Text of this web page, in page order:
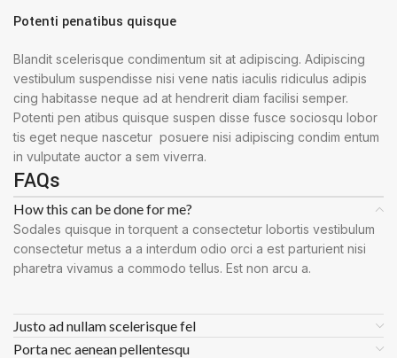
Potenti penatibus quisque
Blandit scelerisque condimentum sit at adipiscing. Adipiscing
vestibulum suspendisse nisi vene natis iaculis ridiculus adipis
cing habitasse neque ad at hendrerit diam facilisi semper.
Potenti pen atibus quisque suspen disse fusce sociosqu lobor
tis eget neque nascetur posuere nisi adipiscing condim entum
in vulputate auctor a sem viverra.
FAQs
How this can be done for me?
Sodales quisque in torquent a consectetur lobortis vestibulum
consectetur metus a a interdum odio orci a est parturient nisi
pharetra vivamus a commodo tellus. Est non arcu a.
Justo ad nullam scelerisque fel
Porta nec aenean pellentesqu